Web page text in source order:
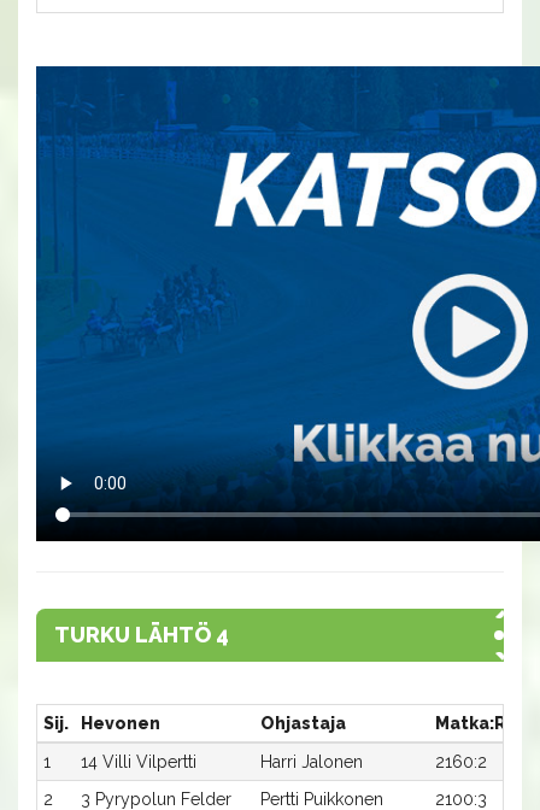
TURKU LÄHTÖ 4
Sij. Hevonen Ohjastaja
Matka:Rata
1
14 Villi Vilpertti Harri Jalonen
2160:2
2
3 Pyrypolun Felder Pertti Puikkonen
2100:3